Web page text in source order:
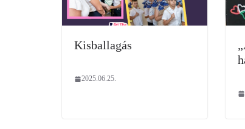
Kisballagás
2025.06.25.